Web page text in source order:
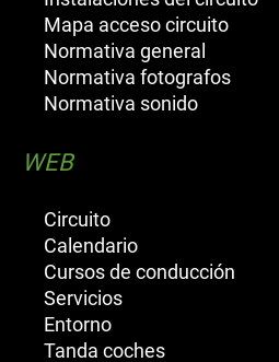
Mapa acceso circuito
Normativa general
Normativa fotografos
Normativa sonido
WEB
Circuito
Calendario
Cursos de conducción
Servicios
Entorno
Tanda coches